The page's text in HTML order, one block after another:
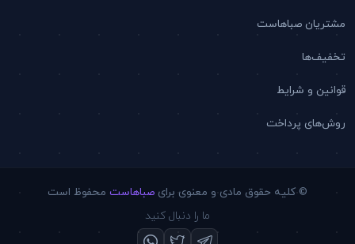
صباهاست
و شرایط
پرداخت
© کلیه حقوق مادی و معنوی برایصباهاستمحفوظ است
ما را دنبال کنید